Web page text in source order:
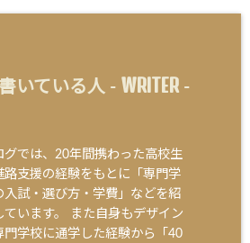
いている人 - WRITER-
グでは、20年間携わった高校生
路支援の経験をもとに「専門学
入試・選び方・学費」などを紹
ています。 また自身もデザイン
門学校に通学した経験から「40